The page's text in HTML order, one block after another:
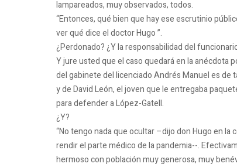
lampareados, muy observados, todos.
“Entonces, qué bien que hay ese escrutinio
ver qué dice el doctor Hugo ”.
¿Perdonado?¿Y la responsabilidad del
Y jure usted que el caso quedará en la anécdota
del gabinete del licenciado Andrés Manuel es de
y de David León, el joven que le entregaba
para defender a López-Gatell.
¿Y?
“No tengo nada que ocultar –dijo don Hugo en la
rendir el parte médico de la pandemia--.
hermoso con población muy generosa, muy